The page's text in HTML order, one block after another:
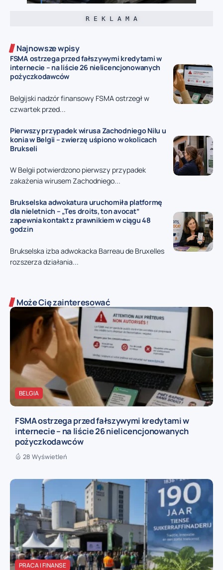
R E K L A M A
Najnowsze wpisy
FSMA ostrzega przed fałszywymi kredytami w
internecie – na liście 26 nielicencjonowanych
pożyczkodawców
Belgijski nadzór finansowy FSMA ostrzegł w
czwartek przed...
Pierwszy przypadek wirusa Zachodniego Nilu u
konia w Belgii – zwierzę uśpiono w okolicach
Brukseli
W Belgii potwierdzono pierwszy przypadek
zakażenia wirusem Zachodniego...
Brukselska adwokatura uruchomiła platformę
dla nieletnich – „Tes droits, ton avocat”
zapewnia kontakt z prawnikiem w ciągu 48
godzin
Brukselska izba adwokacka Barreau de Bruxelles
rozszerza działania...
Może Cię zainteresować
BELGIA
FSMA ostrzega przed fałszywymi kredytami w
internecie – na liście 26 nielicencjonowanych
pożyczkodawców
28 Wyświetleń
PRACA I FINANSE